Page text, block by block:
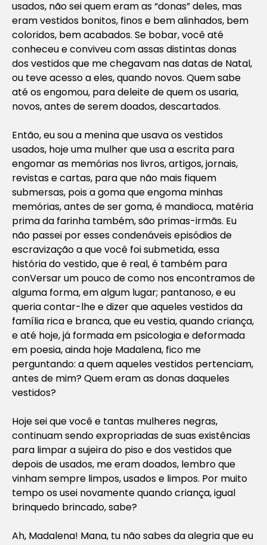
usados, não sei quem eram as “donas” deles, mas
eram vestidos bonitos, finos e bem alinhados, bem
coloridos, bem acabados. Se bobar, você até
conheceu e conviveu com assas distintas donas
dos vestidos que me chegavam nas datas de Natal,
ou teve acesso a eles, quando novos. Quem sabe
até os engomou, para deleite de quem os usaria,
novos, antes de serem doados, descartados.
Então, eu sou a menina que usava os vestidos
usados, hoje uma mulher que usa a escrita para
engomar as memórias nos livros, artigos, jornais,
revistas e cartas, para que não mais fiquem
submersas, pois a goma que engoma minhas
memórias, antes de ser goma, é mandioca, matéria
prima da farinha também, são primas-irmãs. Eu
não passei por esses condenáveis episódios de
escravização a que você foi submetida, essa
história do vestido, que é real, é também para
conVersar um pouco de como nos encontramos de
alguma forma, em algum lugar; pantanoso, e eu
queria contar-lhe e dizer que aqueles vestidos da
família rica e branca, que eu vestia, quando criança,
e até hoje, já formada em psicologia e deformada
em poesia, ainda hoje Madalena, fico me
perguntando: a quem aqueles vestidos pertenciam,
antes de mim? Quem eram as donas daqueles
vestidos?
Hoje sei que você e tantas mulheres negras,
continuam sendo expropriadas de suas existências
para limpar a sujeira do piso e dos vestidos que
depois de usados, me eram doados, lembro que
vinham sempre limpos, usados e limpos. Por muito
tempo os usei novamente quando criança, igual
brinquedo brincado, sabe?
Ah, Madalena! Mana, tu não sabes da alegria que eu